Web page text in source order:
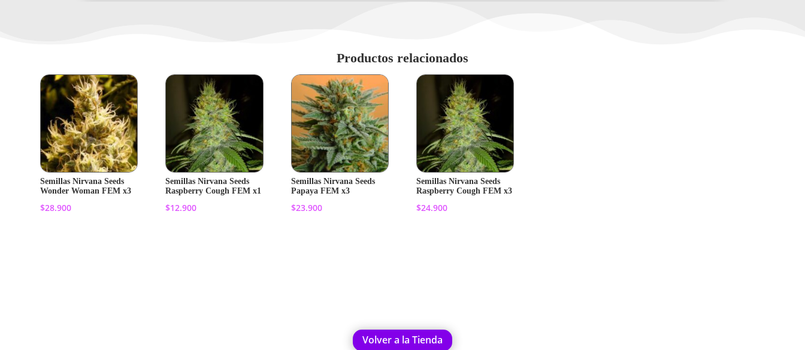
Productos relacionados
Semillas Nirvana Seeds
Wonder Woman FEM x3
$28.900
Semillas Nirvana Seeds
Raspberry Cough FEM x1
$12.900
Semillas Nirvana Seeds
Papaya FEM x3
$23.900
Semillas Nirvana Seeds
Raspberry Cough FEM x3
$24.900
Volver a la Tienda